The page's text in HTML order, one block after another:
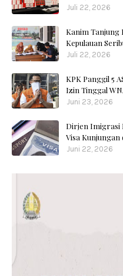
Juli 22, 2026
Kanim Tanjung
Kepulauan
Juli 22, 2026
KPK Panggil 5
Izin Tinggal
Juni 23, 2026
Dirjen Imigrasi
Visa Kunjungan
Juni 22, 2026